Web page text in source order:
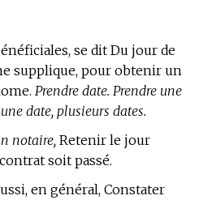
se dit Du jour de
supplique, pour obtenir un
Prendre date. Prendre une
date, plusieurs dates.
notaire, Retenir le jour
soit passé.
en général, Constater